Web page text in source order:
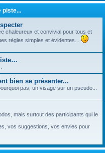
piste...
chaleureux et convivial pour tous et
règles simples et évidentes...
bien se présenter...
pas, un visage sur un pseudo...
mais surtout des participants qui le
vos suggestions, vos envies pour